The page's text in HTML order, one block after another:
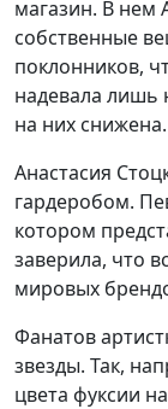
магазин. В нем
собственные
поклонников,
надевала лишь
на них снижена.
Анастасия
гардеробом.
котором
заверила, что
мировых
Фанатов
звезды. Так,
цвета фуксии